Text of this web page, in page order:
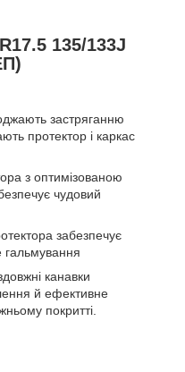
135/133J
застряганню
протектор і каркас
з оптимізованою
чудовий
забезпечує
гальмування
канавки
й ефективне
покритті.